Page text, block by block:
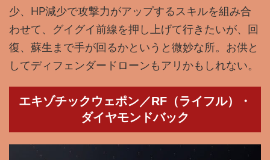
少、HP減少で攻撃力がアップするスキルを組み合
わせて、グイグイ前線を押し上げて行きたいが、回
復、蘇生まで手が回るかというと微妙な所。お供と
してディフェンダードローンもアリかもしれない。
エキゾチックウェポン／RF（ライフル）・
ダイヤモンドバック